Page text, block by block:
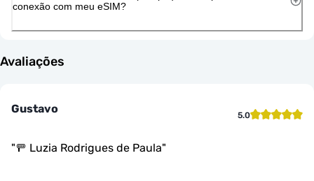
conexão com meu eSIM?
Avaliações
Gustavo 5.0
"🚥 Luzia Rodrigues de Paula"